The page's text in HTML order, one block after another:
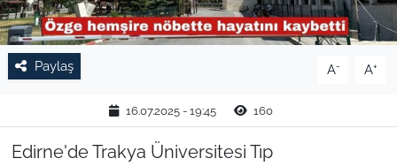
Paylaş A- A+
16.07.2025 - 19:45 160
Edirne'de Trakya Üniversitesi Tıp
RESMİ İLAN
SPOR
EDİRNE